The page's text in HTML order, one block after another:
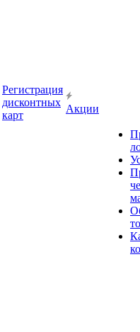
Регистрация
дисконтных
карт
Акции